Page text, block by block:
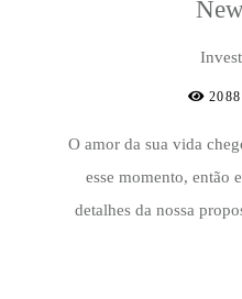
2088
O amor da sua vida
esse momento, então
detalhes da nossa